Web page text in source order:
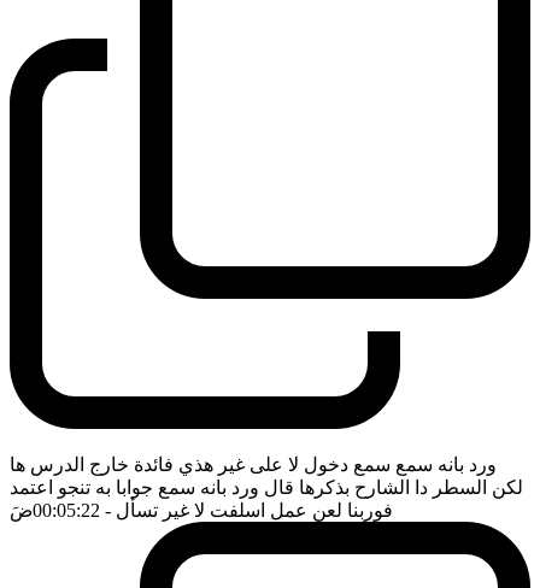
ورد بانه سمع سمع دخول لا على غير هذي فائدة خارج الدرس ها
لكن السطر دا الشارح بذكرها قال ورد بانه سمع جوابا به تنجو اعتمد
فوربنا لعن عمل اسلفت لا غير تسأل - 00:05:22 ضَ